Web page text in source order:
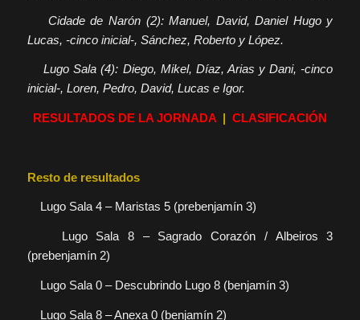
Cidade de Narón (2): Manuel, David, Daniel Hugo y
Lucas, -cinco inicial-, Sánchez, Roberto y López.
Lugo Sala (4): Diego, Mikel, Díaz, Arias y Dani, -cinco
inicial-, Loren, Pedro, David, Lucas e Igor.
RESULTADOS DE LA JORNADA| CLASIFICACIÓN
Resto de resultados
Lugo Sala 4 – Maristas 5 (prebenjamín 3)
Lugo Sala 8 – Sagrado Corazón / Albeiros 3
(prebenjamín 2)
Lugo Sala 0 – Descubrindo Lugo 8 (benjamín 3)
Lugo Sala 8 – Anexa 0 (benjamín 2)